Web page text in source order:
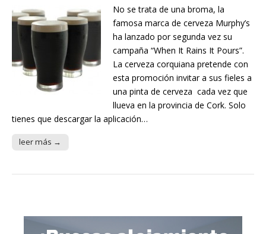
No se trata de una broma, la
famosa marca de cerveza Murphy’s
ha lanzado por segunda vez su
campaña “When It Rains It Pours”.
La cerveza corquiana pretende con
esta promoción invitar a sus fieles a
una pinta de cerveza cada vez que
llueva en la provincia de Cork. Solo
tienes que descargar la aplicación…
leer más →